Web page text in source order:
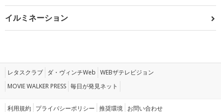
イルミネーション
レタスクラブ ダ・ヴィンチWeb WEBザテレビジョン
MOVIE WALKER PRESS 毎日が発見ネット
利用規約 プライバシーポリシー 推奨環境 お問い合わせ